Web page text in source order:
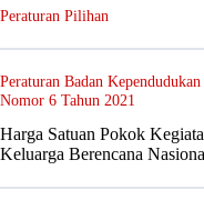
Peraturan Pilihan
Peraturan Badan
Nomor 6 Tahun 2021
Harga Satuan Pokok
Keluarga Berencana